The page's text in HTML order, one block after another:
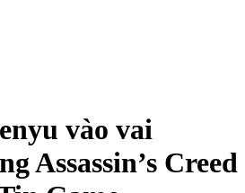
vào vai
Assassin’s Creed